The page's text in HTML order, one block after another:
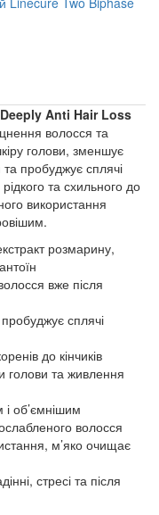
Anti Hair Loss
волосся та
голови, зменшує
пробуджує сплячі
та схильного до
використання
розмарину,
вже після
сплячі
до кінчиків
голови та живлення
і об’ємнішим
волосся
м’яко очищає
стресі та після